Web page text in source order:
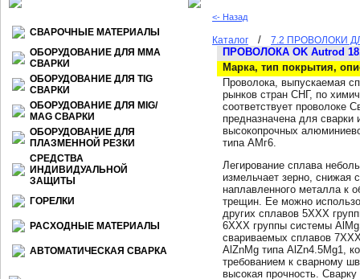
СВАРОЧНЫЕ МАТЕРИАЛЫ
ОБОРУДОВАНИЕ ДЛЯ ММА
СВАРКИ
ОБОРУДОВАНИЕ ДЛЯ TIG
СВАРКИ
ОБОРУДОВАНИЕ ДЛЯ МIG/
МАG СВАРКИ
ОБОРУДОВАНИЕ ДЛЯ
ПЛАЗМЕННОЙ РЕЗКИ
СРЕДСТВА
ИНДИВИДУАЛЬНОЙ
ЗАЩИТЫ
ГОРЕЛКИ
РАСХОДНЫЕ МАТЕРИАЛЫ
АВТОМАТИЧЕСКАЯ СВАРКА
<- Назад
Каталог / 7.2 ПРОВОЛОКИ
ПРОВОЛОКА OK Autrod
Марка, тип покрытия,
Проволока, выпускаемая
рынков стран СНГ, по
соответствует проволоке
предназначена для сварки
высокопрочных
типа АМг6.
Легирование сплава
измельчает зерно, снижая
наплавленного металла к
трещин. Ее можно
других сплавов 5ХХХ
6ХХХ группы системы
свариваемых сплавов
AlZnMg типа AlZn4.5Mg1,
требованием к сварному
высокая прочность.